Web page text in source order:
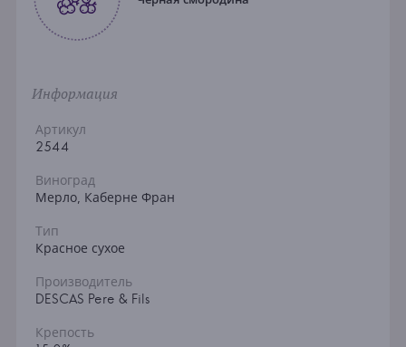
Информация
Артикул
2544
Виноград
Мерло, Каберне Фран
Тип
Красное сухое
Производитель
DESCAS Pere & Fils
Крепость